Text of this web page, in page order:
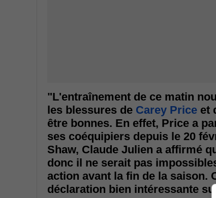
"L'entraînement de ce matin
les blessures de Carey Price et
être bonnes. En effet, Price a
ses coéquipiers depuis le 20
Shaw, Claude Julien a affirmé
donc il ne serait pas
action avant la fin de la saison.
déclaration bien intéressante